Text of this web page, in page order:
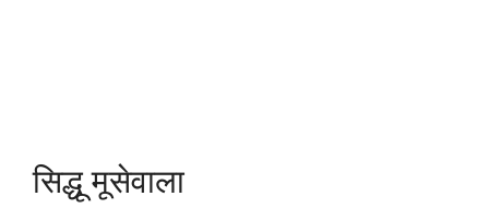
सिद्धू मूसेवाला